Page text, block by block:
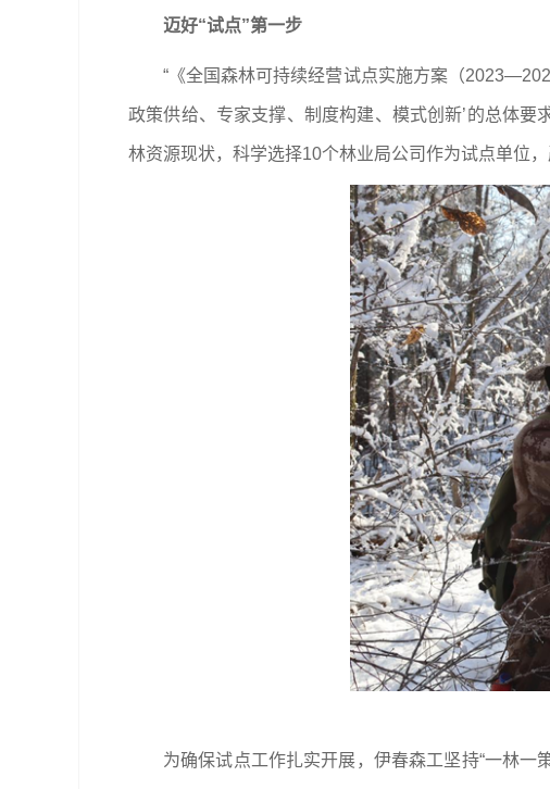
迈好“试点”第一步
“《全国森林可持续经营试点实施方案（
政策供给、专家支撑、制度构建、模式创新’的总体
林资源现状，科学选择10个林业局公司作为试点单位
为确保试点工作扎实开展，伊春森工坚持“一林